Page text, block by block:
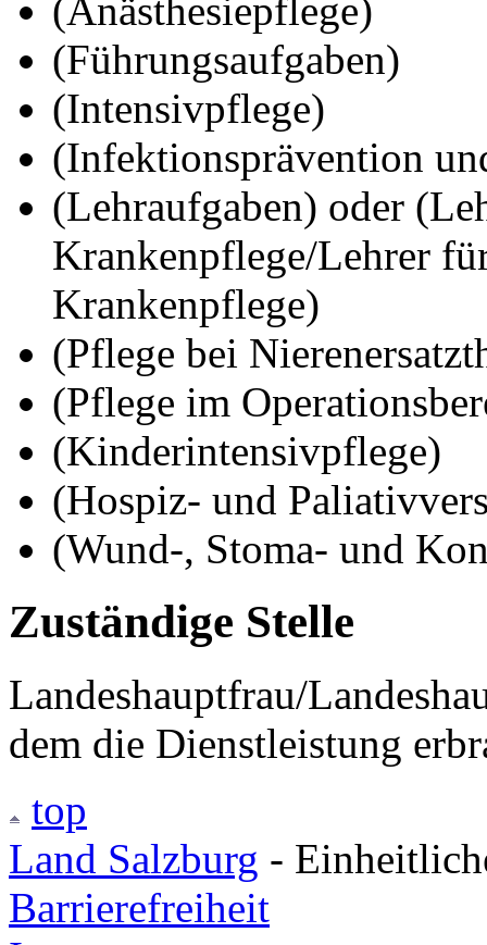
(Anästhesiepflege)
(Führungsaufgaben)
(Intensivpflege)
(Infektionsprävention
(Lehraufgaben) oder
Krankenpflege/Lehrer
Krankenpflege)
(Pflege bei
(Pflege im
(Kinderintensivpflege)
(Hospiz- und
(Wund-, Stoma- und
Zuständige Stelle
Landeshauptfrau/
dem die Dienstleistung
top
Land Salzburg -
Barrierefreiheit